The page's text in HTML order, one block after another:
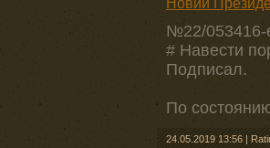
Новий
№22/053416-
# Навести
Подписал.
По
24.05.2019 13:56 |